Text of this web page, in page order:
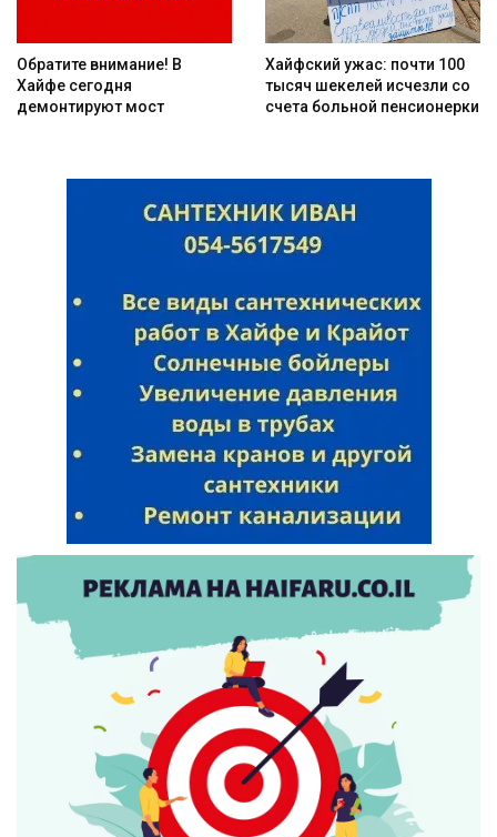
Обратите внимание! В
Хайфе сегодня
демонтируют мост
Хайфский ужас: почти 100
тысяч шекелей исчезли со
счета больной пенсионерки